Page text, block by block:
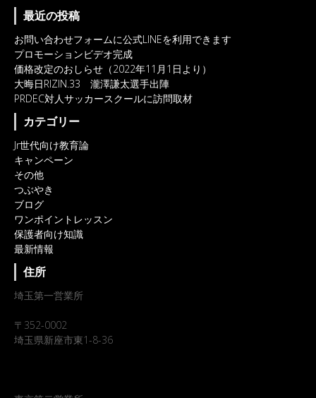
最近の投稿
お問い合わせフォームに公式LINEを利用できます
プロモーションビデオ完成
価格改定のおしらせ（2022年11月1日より）
大晦日RIZIN.33 瀧澤謙太選手出陣
PRDEC対人サッカースクールに訪問取材
カテゴリー
Jr世代向け教育論
キャンペーン
その他
つぶやき
ブログ
ワンポイントレッスン
保護者向け知識
最新情報
住所
埼玉第一営業所
〒352-0002
埼玉県新座市東1-8-36